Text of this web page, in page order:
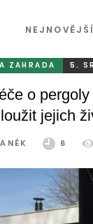
NEJNOVĚJŠÍ
ZAHRADA 5.
o
jejich
6